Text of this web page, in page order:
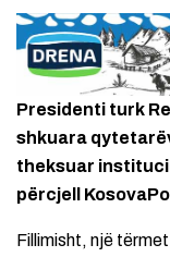
Presidenti turk
shkuara
theksuar
përcjell
Fillimisht, një